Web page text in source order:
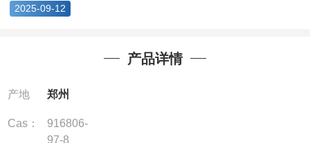
2025-09-12
产品详情
产地 郑州
Cas：
916806-
97-8